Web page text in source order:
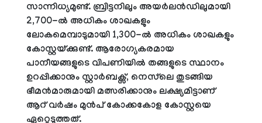
സാന്നിധ്യമുണ്ട്. ബ്രിട്ടനിലും അയർലൻഡിലുമായി
2,700-ൽ അധികം ശാഖകളും
ലോകമെമ്പാടുമായി 1,300-ൽ അധികം ശാഖകളും
കോസ്റ്റയ്ക്കുണ്ട്. ആരോഗ്യകരമായ
പാനീയങ്ങളുടെ വിപണിയിൽ തങ്ങളുടെ സ്ഥാനം
ഉറപ്പിക്കാനും സ്റ്റാർബക്സ്, നെസ്‌ലെ തുടങ്ങിയ
ഭീമൻമാരുമായി മത്സരിക്കാനും ലക്ഷ്യമിട്ടാണ്
ആറ് വർഷം മുൻപ് കോക്കകോള കോസ്റ്റയെ
ഏറ്റെടുത്തത്.